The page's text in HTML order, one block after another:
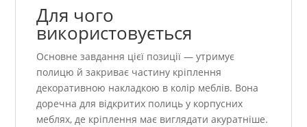
Для чого
використовується
Основне завдання цієї позиції — утримує
полицю й закриває частину кріплення
декоративною накладкою в колір меблів. Вона
доречна для відкритих полиць у корпусних
меблях, де кріплення має виглядати акуратніше.